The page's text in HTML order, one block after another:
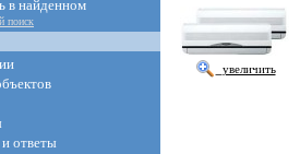
в найденном
поиск
ответы
увеличить